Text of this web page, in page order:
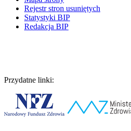
Rejestr stron usuniętych
Statystyki BIP
Redakcja BIP
Przydatne linki: